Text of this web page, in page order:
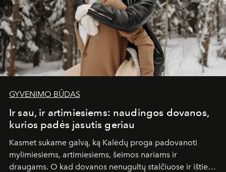
GYVENIMO BŪDAS
Ir sau, ir artimiesiems: naudingos dovanos,
kurios padės jasutis geriau
Kasmet sukame galvą, ką Kalėdų proga padovanoti
mylimiesiems, artimiesiems, šeimos nariams ir
draugams. O kad dovanos nenugultų stalčiuose ir išties